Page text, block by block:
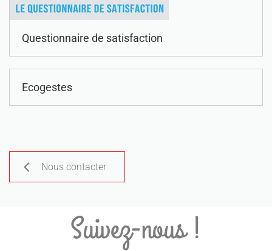
Questionnaire de satisfaction
Ecogestes
Nous contacter
Suivez-nous !